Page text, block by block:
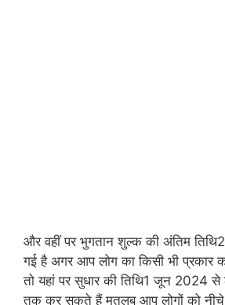
और वहीं पर भुगतान शुल्क की अंतिम
गई है अगर आप लोग का किसी भी प्रकार
तो यहां पर सुधार की तिथि1 जून
तक कर सकते हैं मतलब आप लोगों को नीचे